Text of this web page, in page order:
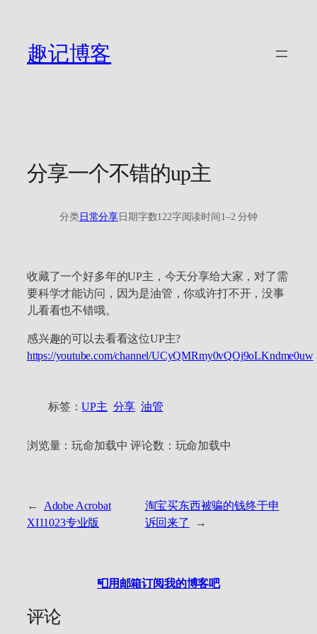
趣记博客
分享一个不错的up主
分类日常分享 日期字数122字阅读时间 1–2 分钟
收藏了一个好多年的UP主，今天分享给大家，对了需
要科学才能访问，因为是油管，你或许打不开，没事
儿看看也不错哦。
感兴趣的可以去看看这位UP主?
https://youtube.com/channel/UCyQMRmy0vQOj9oLKndme0uw
标签：UP主 分享 油管
浏览量：玩命加载中 评论数： 玩命加载中
←
Adobe Acrobat
XI11023专业版
淘宝买东西被骗的钱终于申
诉回来了
→
📮用邮箱订阅我的博客吧
评论